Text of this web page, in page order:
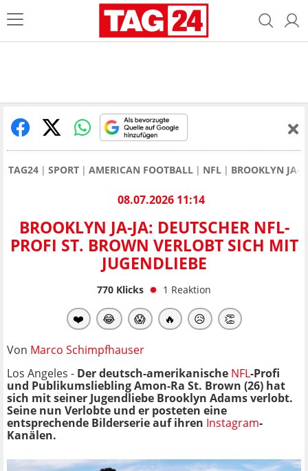
TAG24 SPORT AMERICAN FOOTBALL NFL BROOKLYN JA-
08.07.2026 11:14
BROOKLYN JA-JA: DEUTSCHER NFL-
PROFI ST. BROWN VERLOBT SICH MIT
JUGENDLIEBE
770 Klicks 1 Reaktion
❤️ 😂 😱 🔥 😥 👏
Von Marco Schimpfhauser
Los Angeles - Der deutsch-amerikanische NFL-Profi
und Publikumsliebling Amon-Ra St. Brown (26) hat
sich mit seiner Jugendliebe Brooklyn Adams verlobt.
Seine nun Verlobte und er posteten eine
entsprechende Bilderserie auf ihren Instagram-
Kanälen.